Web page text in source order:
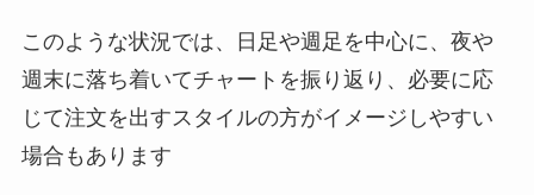
このような状況では、日足や週足を中心に、夜や
週末に落ち着いてチャートを振り返り、必要に応
じて注文を出すスタイルの方がイメージしやすい
場合もあります